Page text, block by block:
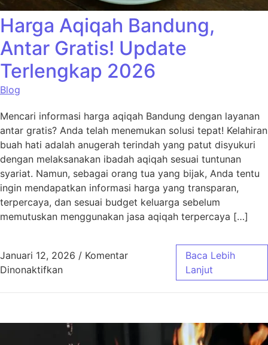
Harga Aqiqah Bandung,
Antar Gratis! Update
Terlengkap 2026
Blog
Mencari informasi harga aqiqah Bandung dengan layanan
antar gratis? Anda telah menemukan solusi tepat! Kelahiran
buah hati adalah anugerah terindah yang patut disyukuri
dengan melaksanakan ibadah aqiqah sesuai tuntunan
syariat. Namun, sebagai orang tua yang bijak, Anda tentu
ingin mendapatkan informasi harga yang transparan,
terpercaya, dan sesuai budget keluarga sebelum
memutuskan menggunakan jasa aqiqah terpercaya […]
Januari 12, 2026 / Komentar
Dinonaktifkanpada Harga Aqiqah Bandung, Antar Gratis!
Baca Lebih
Lanjut